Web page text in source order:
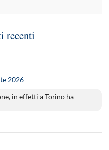
recenti
2026
in effetti a Torino ha